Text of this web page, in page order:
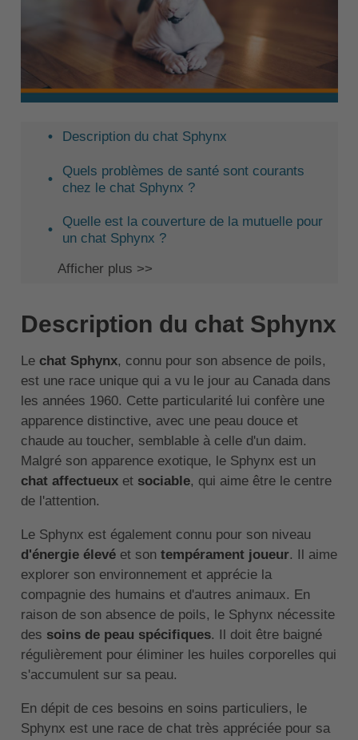
Description du chat Sphynx
Quels problèmes de santé sont courants
chez le chat Sphynx ?
Quelle est la couverture de la mutuelle pour
un chat Sphynx ?
Afficher plus >>
Description du chat Sphynx
Le chat Sphynx, connu pour son absence de poils,
est une race unique qui a vu le jour au Canada dans
les années 1960. Cette particularité lui confère une
apparence distinctive, avec une peau douce et
chaude au toucher, semblable à celle d'un daim.
Malgré son apparence exotique, le Sphynx est un
chat affectueuxet sociable, qui aime être le centre
de l'attention.
Le Sphynx est également connu pour son niveau
d'énergie élevéet son tempérament joueur. Il aime
explorer son environnement et apprécie la
compagnie des humains et d'autres animaux. En
raison de son absence de poils, le Sphynx nécessite
des soins de peau spécifiques. Il doit être baigné
régulièrement pour éliminer les huiles corporelles qui
s'accumulent sur sa peau.
En dépit de ces besoins en soins particuliers, le
Sphynx est une race de chat très appréciée pour sa